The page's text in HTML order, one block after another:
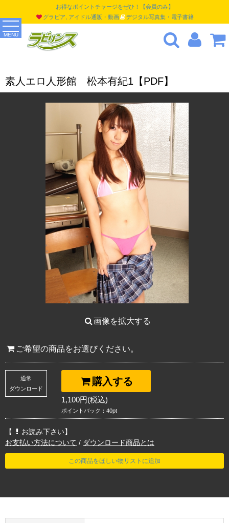
MENU
お得なポイントチャージをぜひ！【会員のみ】
グラビア, アイドル通販・動画
デジタル写真集・電子書籍
素人エロ人形館 松本有紀1【PDF】
画像を拡大する
ご希望の商品をお選びください。
購入する
通常
ダウンロード
1,100円(税込)
ポイントバック：40pt
【
お読み下さい】
お支払い方法について / ダウンロード商品とは
この商品をほしい物リストに追加